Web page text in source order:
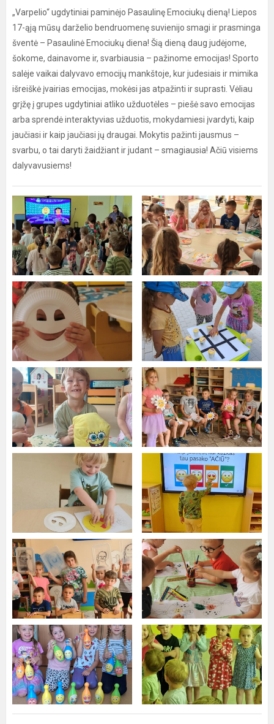
„Varpelio“ ugdytiniai paminėjo Pasaulinę Emociukų dieną! Liepos
17-ąją mūsų darželio bendruomenę suvienijo smagi ir prasminga
šventė – Pasaulinė Emociukų diena! Šią dieną daug judėjome,
šokome, dainavome ir, svarbiausia – pažinome emocijas! Sporto
salėje vaikai dalyvavo emocijų mankštoje, kur judesiais ir mimika
išreiškė įvairias emocijas, mokėsi jas atpažinti ir suprasti. Vėliau
grįžę į grupes ugdytiniai atliko užduotėles – piešė savo emocijas
arba sprendė interaktyvias užduotis, mokydamiesi įvardyti, kaip
jaučiasi ir kaip jaučiasi jų draugai. Mokytis pažinti jausmus –
svarbu, o tai daryti žaidžiant ir judant – smagiausia! Ačiū visiems
dalyvavusiems!